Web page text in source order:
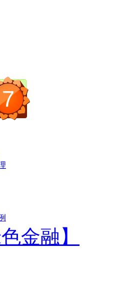
7
金融】